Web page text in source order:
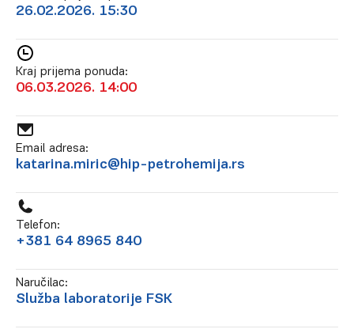
26.02.2026. 15:30
Kraj prijema ponuda:
06.03.2026. 14:00
Email adresa:
katarina.miric@hip-petrohemija.rs
Telefon:
+381 64 8965 840
Naručilac:
Služba laboratorije FSK